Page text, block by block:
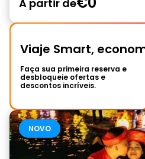
A partir de
Viaje Smart,
Faça sua primeira reserva e
desbloqueie ofertas e
descontos incríveis.
NOVO